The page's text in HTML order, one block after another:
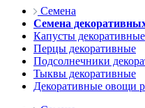
Семена
Семена
Капусты декоративные
Перцы декоративные
Подсолнечники
Тыквы декоративные
Декоративные овощи